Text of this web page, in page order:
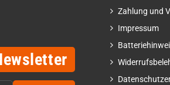
Zahlung und
Impressum